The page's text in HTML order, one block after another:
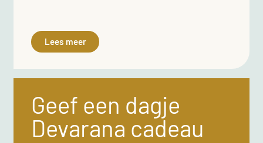
Lees meer
Geef een dagje
Devarana cadeau